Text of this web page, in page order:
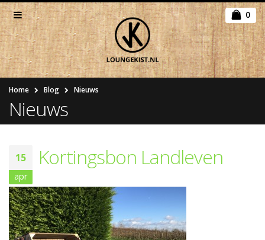
0
Home Blog Nieuws
Nieuws
15
apr
Kortingsbon Landleven